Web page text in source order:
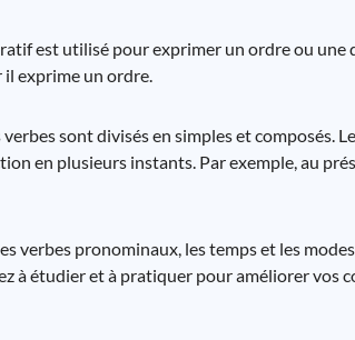
est utilisé pour exprimer un ordre ou une
il exprime un ordre.
verbes sont divisés en simples et composés.
en plusieurs instants. Par exemple, au
verbes pronominaux, les temps et les
à étudier et à pratiquer pour améliorer vos